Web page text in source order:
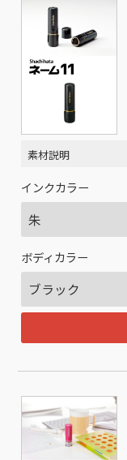
素材説明
インクカラー
ボディカラー